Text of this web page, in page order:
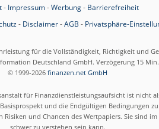
- Impressum-Werbung- Barrierefreiheit
- Disclaimer-AGB - Privatsphäre-
für die Vollständigkeit, Richtigkeit und
Deutschland GmbH. Verzögerung 15 Min.
© 1999-2026 finanzen.net GmbH
für Finanzdienstleistungsaufsicht ist nicht
und die Endgültigen Bedingungen
und Chancen des Wertpapiers. Sie sind
schwer zu verstehen sein kann.